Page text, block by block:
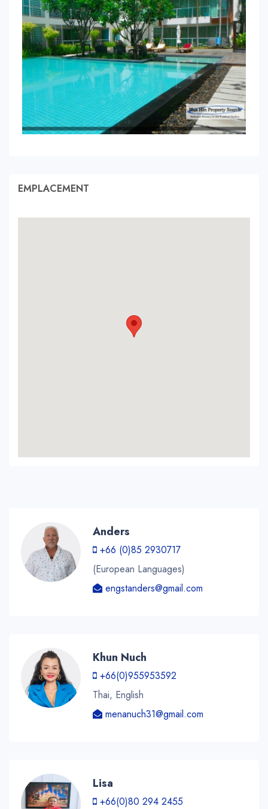
EMPLACEMENT
Anders
+66 (0)85 2930717
(European Languages)
engstanders@gmail.com
Khun Nuch
+66(0)955953592
Thai, English
menanuch31@gmail.com
Lisa
+66(0)80 294 2455